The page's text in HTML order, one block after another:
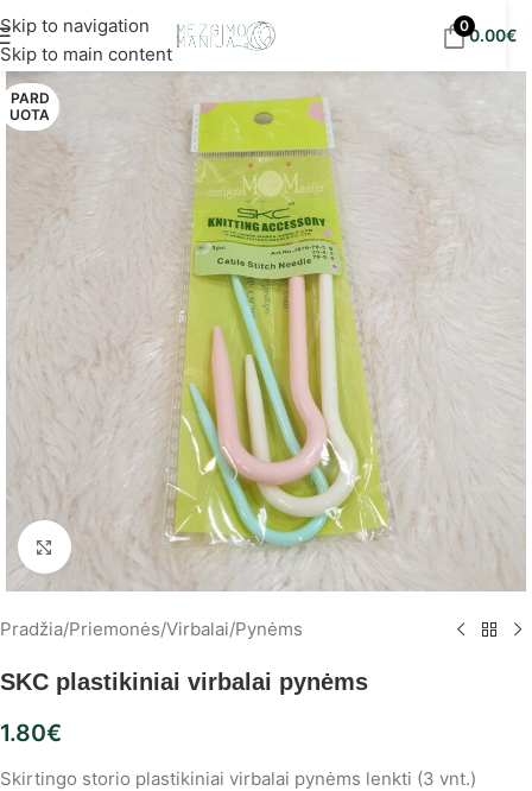
Skip to navigation
Skip to main content
eur!
00.00€
PARD
UOTA
Spustelėkite, norėdami padidinti
Pradžia/Priemonės/Virbalai/Pynėms
SKC plastikiniai virbalai pynėms
1.80€
Skirtingo storio plastikiniai virbalai pynėms lenkti (3 vnt.)